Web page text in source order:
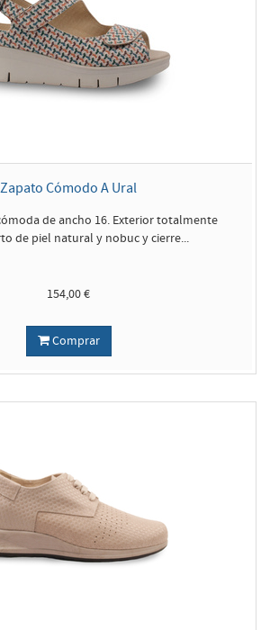
Zapato Cómodo A Ural
de ancho 16. Exterior totalmente
de piel natural y nobuc y cierre...
154,00 €
Comprar